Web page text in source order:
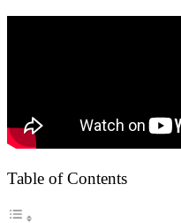
Table of Contents